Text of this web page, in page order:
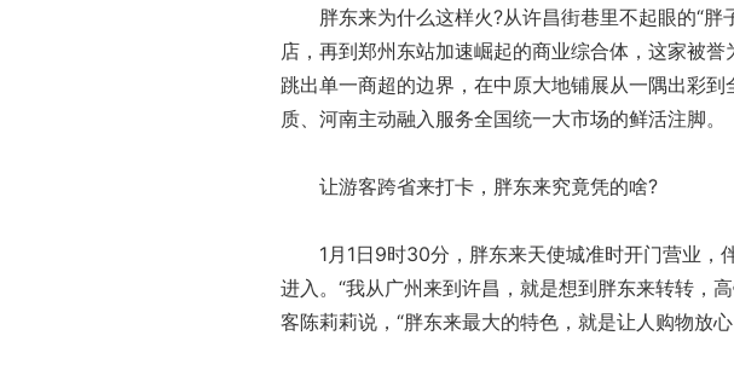
胖东来为什么这样火?从许昌街巷里不起眼的“胖
店，再到郑州东站加速崛起的商业综合体，这家被
跳出单一商超的边界，在中原大地铺展从一隅出彩
质、河南主动融入服务全国统一大市场的鲜活注脚。
让游客跨省来打卡，胖东来究竟凭的啥?
1月1日9时30分，胖东来天使城准时开门营业，
进入。“我从广州来到许昌，就是想到胖东来转转，
客陈莉莉说，“胖东来最大的特色，就是让人购物放